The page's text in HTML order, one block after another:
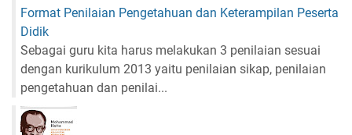
Format Penilaian Pengetahuan dan Keterampilan Peserta
Didik
Sebagai guru kita harus melakukan 3 penilaian sesuai
dengan kurikulum 2013 yaitu penilaian sikap, penilaian
pengetahuan dan penilai...